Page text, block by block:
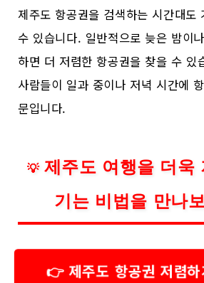
제주도 항공권을 검색하는 시간대도
수 있습니다. 일반적으로 늦은 밤이
하면 더 저렴한 항공권을 찾을 수 있
사람들이 일과 중이나 저녁 시간에
문입니다.
💡 제주도 여행을 더욱
기는 비법을 만나
👉 제주도 항공권 저렴